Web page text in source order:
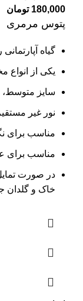
180,000 تومان
پتوس مرمری
گیاه آپارتمانی
یکی از انواع
سایز متوسط،
نور غیر مستقیم
مناسب برای
مناسب برای
در صورت
خاک و گلدان